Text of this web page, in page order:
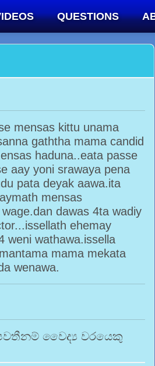
QUESTIONS
mensas kittu unama
gaththa mama candid
haduna..eata passe
aay yoni srawaya pena
pata deyak aawa.ita
mensas
dawas 4ta wadiy
ehemay
weni wathawa.issella
mama mekata
wenawa.
වෛද්‍ය වරයෙකු